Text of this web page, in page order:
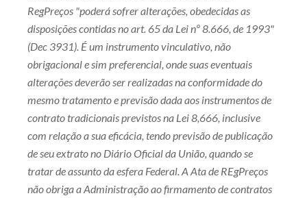
RegPreços "poderá sofrer alterações, obedecidas as
disposições contidas no art. 65 da Lei nº 8.666, de 1993"
(Dec 3931). É um instrumento vinculativo, não
obrigacional e sim preferencial, onde suas eventuais
alterações deverão ser realizadas na conformidade do
mesmo tratamento e previsão dada aos instrumentos de
contrato tradicionais previstos na Lei 8,666, inclusive
com relação a sua eficácia, tendo previsão de publicação
de seu extrato no Diário Oficial da União, quando se
tratar de assunto da esfera Federal. A Ata de REgPreços
não obriga a Administração ao firmamento de contratos